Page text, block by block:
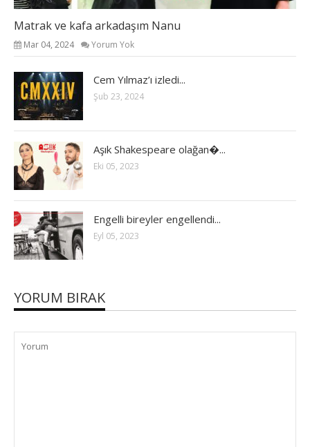
Matrak ve kafa arkadaşım Nanu
Mar 04, 2024 Yorum Yok
Cem Yılmaz’ı izledi...
Şub 23, 2024
Aşık Shakespeare olağan�...
Eki 05, 2023
Engelli bireyler engellendi...
Eyl 05, 2023
YORUM BIRAK